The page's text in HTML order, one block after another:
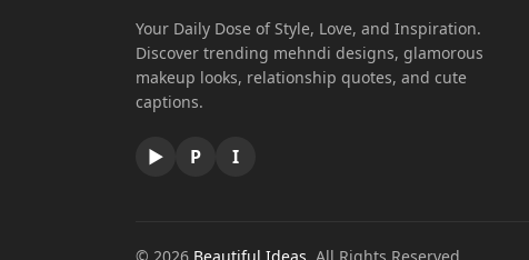
Your Daily Dose of Style, Love, and Inspiration.
Discover trending mehndi designs, glamorous
makeup looks, relationship quotes, and cute
captions.
▶ P I